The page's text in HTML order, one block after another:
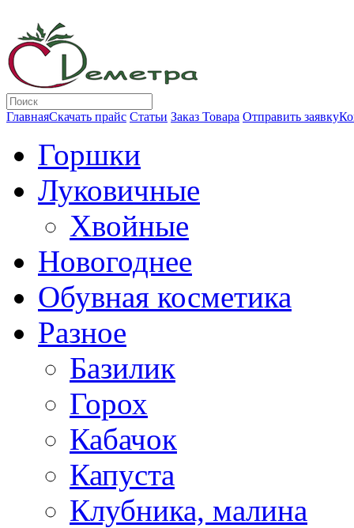
ГлавнаяСкачать прайс Статьи Заказ Товара Отправить заявку
Горшки
Луковичные
Хвойные
Новогоднее
Обувная косметика
Разное
Базилик
Горох
Кабачок
Капуста
Клубника, малина